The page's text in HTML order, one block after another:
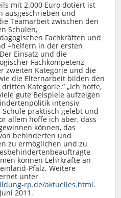
mit 2.000 Euro dotiert ist
ausgeschrieben und
Teamarbeit zwischen den
Schulen,
Fachkräften und
–helfern in der ersten
Einsatz und die
Fachkompetenz
zweiten Kategorie und die
die Elternarbeit bilden den
Kategorie.“ „Ich hoffe,
gute Beispiele aufzeigen
intensiv
praktisch gelebt und
allem hoffe ich aber, dass
können, das
behinderten und
zu ermöglichen und zu
können Lehrkräfte an
Pfalz. Weitere
unter
rp.de/aktuelles.html.
2011.